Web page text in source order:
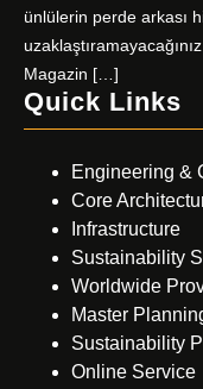
ünlülerin perde arkası
Magazin […]
Quick Links
Engineering &
Core
Infrastructure
Sustainability
Worldwide
Master
Sustainability
Online Service